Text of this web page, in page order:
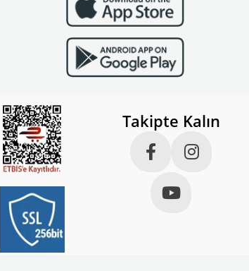
Takipte Kalın